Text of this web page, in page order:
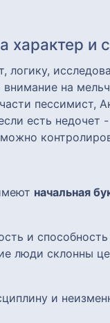
характер и
на
пессимист,
есть
начальная
и
люди склонны
и